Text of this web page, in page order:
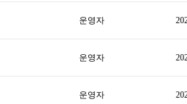
운영자
운영자
운영자